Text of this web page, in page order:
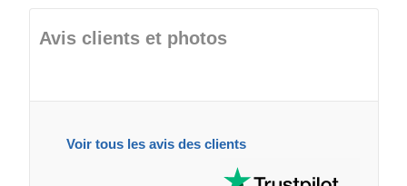
Avis clients et photos
Voir tous les avis des clients